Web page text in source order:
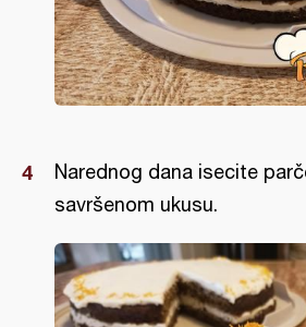
Narednog dana isecite
savršenom ukusu.